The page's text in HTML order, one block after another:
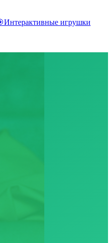
Интерактивные игрушки